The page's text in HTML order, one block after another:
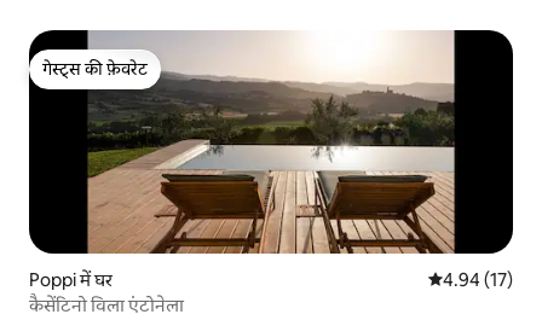
गेस्ट्स की फ़ेवरेट
गेस्ट्स की फ़ेवरेट
Poppi में घर औसत रेटिंग 5 में
4.94 (17)
कैसेंटिनो विला एंटोनेला